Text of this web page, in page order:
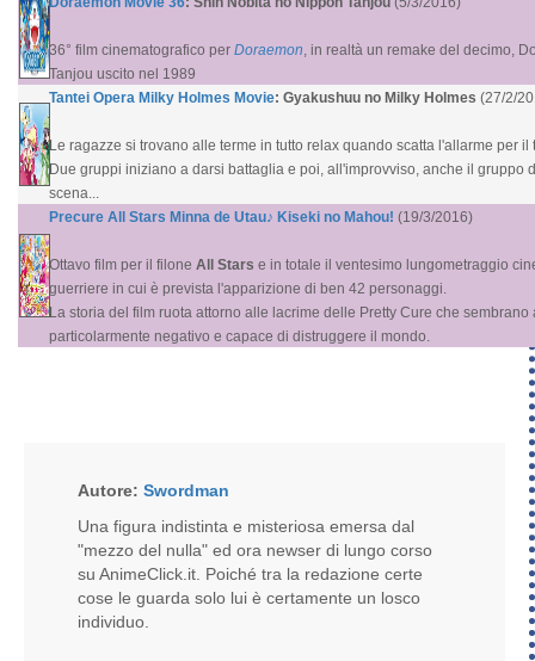
36° film cinematografico per Doraemon, in realtà un remake del decimo,
Tanjou uscito nel 1989
Tantei Opera Milky Holmes Movie: Gyakushuu no Milky Holmes (27/2/
Le ragazze si trovano alle terme in tutto relax quando scatta l'allarme per il
Due gruppi iniziano a darsi battaglia e poi, all'improvviso, anche il gruppo
scena...
Precure All Stars Minna de Utau♪ Kiseki no Mahou! (19/3/2016)
Ottavo film per il filone All Stars e in totale il ventesimo lungometraggio
guerriere in cui è prevista l'apparizione di ben 42 personaggi.
La storia del film ruota attorno alle lacrime delle Pretty Cure che sembrano
particolarmente negativo e capace di distruggere il mondo.
Autore: Swordman
Una figura indistinta e misteriosa emersa dal
"mezzo del nulla" ed ora newser di lungo corso
su AnimeClick.it. Poiché tra la redazione certe
cose le guarda solo lui è certamente un losco
individuo.